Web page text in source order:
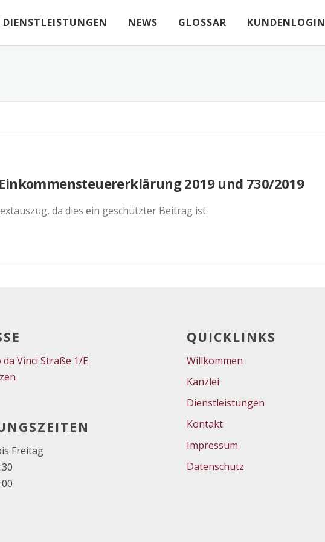
DIENSTLEISTUNGEN NEWS GLOSSAR KUNDENLOGIN
2019 und 730/2019
da dies ein geschützter Beitrag ist.
Vinci Straße 1/E
Freitag
QUICKLINKS
Willkommen
Kanzlei
Dienstleistungen
Kontakt
Impressum
Datenschutz